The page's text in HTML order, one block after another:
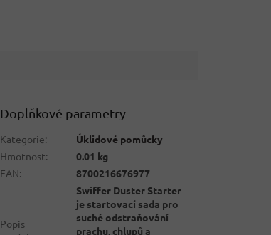
Doplňkové parametry
Kategorie:
Úklidové pomůcky
Hmotnost:
0.01 kg
EAN: 8700216676977
Popis
Swiffer Duster Starter
je startovací sada pro
suché odstraňování
prachu, chlupů a